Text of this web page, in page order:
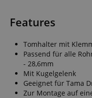
Features
Tomhalter mit
Passend für alle
- 28,6mm
Mit Kugelgelenk
Geeignet für Tama
Zur Montage auf